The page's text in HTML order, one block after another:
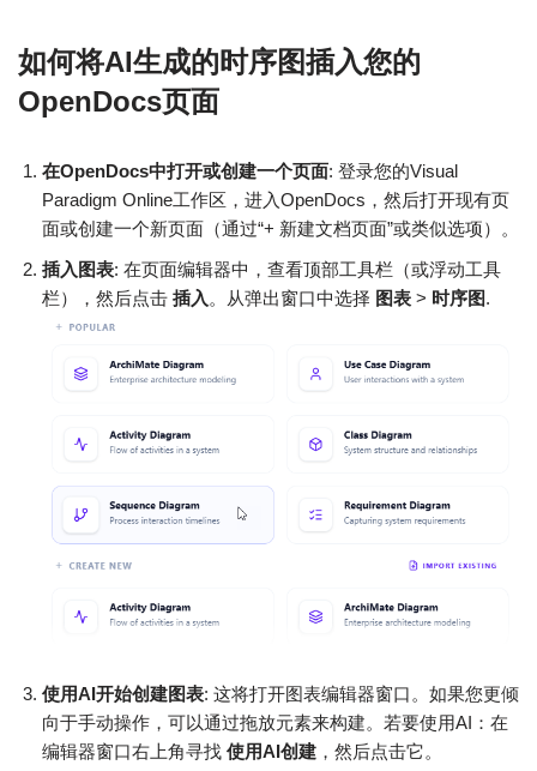
如何将AI生成的时序图插入您的
OpenDocs页面
在OpenDocs中打开或创建一个页面: 登录您的Visual
Paradigm Online工作区，进入OpenDocs，然后打开现有页
面或创建一个新页面（通过“+ 新建文档页面”或类似选项）。
插入图表: 在页面编辑器中，查看顶部工具栏（或浮动工具
栏），然后点击 插入 。从弹出窗口中选择 图表 > 时序图.
使用AI开始创建图表: 这将打开图表编辑器窗口。如果您更倾
向于手动操作，可以通过拖放元素来构建。若要使用AI：在
编辑器窗口右上角寻找 使用AI创建 ，然后点击它。